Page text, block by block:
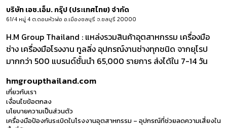
บริษัท เอช.เอ็ม. กรุ๊ป (ประเทศไทย) จำกัด
61/4 หมู่ 4 ต.ดอนหัวฬ่อ อ.เมืองชลบุรี จ.ชลบุรี 20000
H.M Group Thailand : แหล่งรวมสินค้าอุตสาหกรรม เครื่องมือ
ช่าง เครื่องมือโรงงาน ทูลลิ่ง อุปกรณ์งานช่างทุกชนิด จากยุโรป
มากกว่า 500 แบรนด์ชั้นนำ 65,000 รายการ ส่งได้ใน 7-14 วัน
hmgroupthailand.com
เกี่ยวกับเรา
เงื่อนไขข้อตกลง
นโยบายความเป็นส่วนตัว
เครื่องมือป้องกันระเบิดในโรงงานอุตสาหกรรม – อุปกรณ์ที่ช่วยลดความเสี่ยงใน